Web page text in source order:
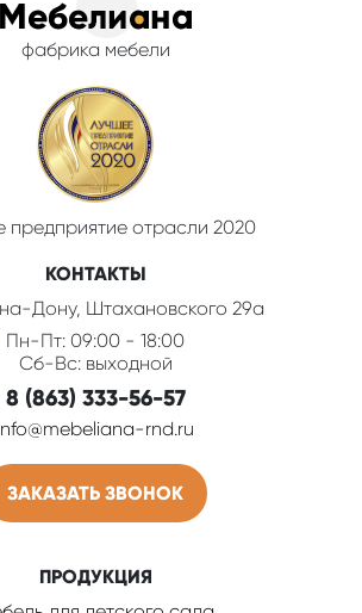
фабрика мебели
предприятие отрасли 2020
КОНТАКТЫ
Дону, Штахановского 29а
Пн-Пт: 09:00 - 18:00
Сб-Вс: выходной
8 (863) 333-56-57
rnd.ru
ЗАКАЗАТЬ ЗВОНОК
ПРОДУКЦИЯ